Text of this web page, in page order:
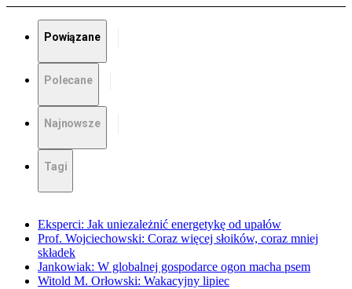
Powiązane
Polecane
Najnowsze
Tagi
Eksperci: Jak uniezależnić energetykę od upałów
Prof. Wojciechowski: Coraz więcej słoików, coraz mniej
składek
Jankowiak: W globalnej gospodarce ogon macha psem
Witold M. Orłowski: Wakacyjny lipiec